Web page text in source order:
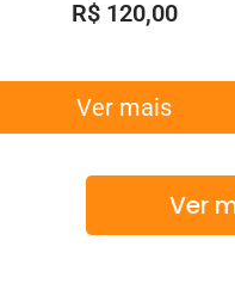
R$120,00
Ver mais
Ver